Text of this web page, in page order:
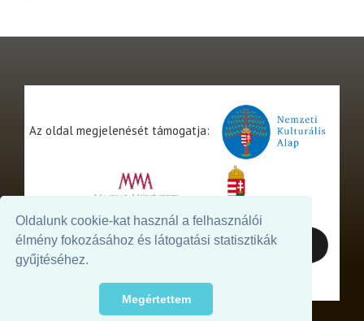
Oldalunk cookie-kat használ a felhasználói
élmény fokozásához és látogatási statisztikák
gyűjtéséhez.
Megértettem
Az oldal megjelenését támogatja: